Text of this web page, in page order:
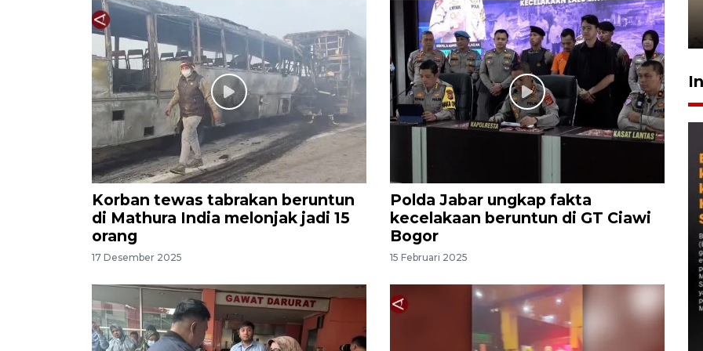
Korban tewas tabrakan beruntun
di Mathura India melonjak jadi 15
orang
17 Desember 2025
Polda Jabar ungkap fakta
kecelakaan beruntun di GT Ciawi
Bogor
15 Februari 2025
kembali asah naluri
9 Juli 2026